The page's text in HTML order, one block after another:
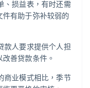
、损益表，有时还需
有助于弥补较弱的
款人要求提供个人担
善贷款条件。
商业模式相比，季节